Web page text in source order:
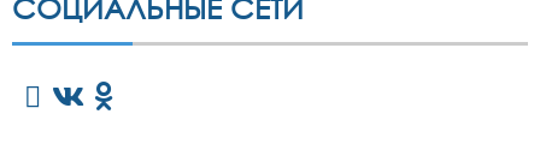
СОЦИАЛЬНЫЕ СЕТИ